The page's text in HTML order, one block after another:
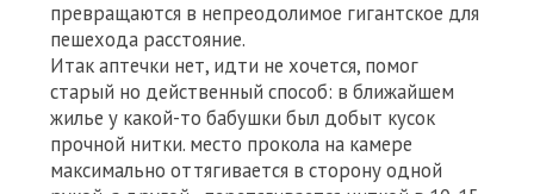
превращаются в непреодолимое гигантское для
пешехода расстояние.
Итак аптечки нет, идти не хочется, помог
старый но действенный способ: в ближайшем
жилье у какой-то бабушки был добыт кусок
прочной нитки. место прокола на камере
максимально оттягивается в сторону одной